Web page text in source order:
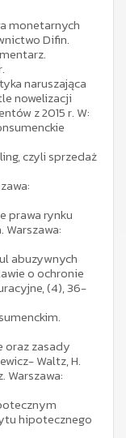
monetarnych
Difin.
naruszająca
nowelizacji
z 2015 r. W:
czyli sprzedaż
prawa rynku
abuzywnych
o ochronie
(4), 36-
oraz zasady
Waltz, H.
Warszawa:
hipotecznego